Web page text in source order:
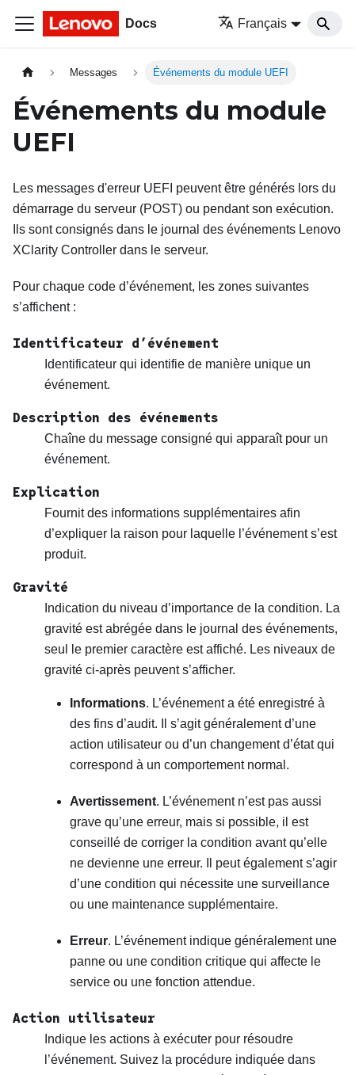
Docs Français
Messages Événements du module UEFI
Événements du module
UEFI
Les messages d'erreur UEFI peuvent être générés lors du
démarrage du serveur (POST) ou pendant son exécution.
Ils sont consignés dans le journal des événements Lenovo
XClarity Controller dans le serveur.
Pour chaque code d’événement, les zones suivantes
s’affichent :
Identificateur d’événement
Identificateur qui identifie de manière unique un
événement.
Description des événements
Chaîne du message consigné qui apparaît pour un
événement.
Explication
Fournit des informations supplémentaires afin
d’expliquer la raison pour laquelle l’événement s’est
produit.
Gravité
Indication du niveau d’importance de la condition. La
gravité est abrégée dans le journal des événements,
seul le premier caractère est affiché. Les niveaux de
gravité ci-après peuvent s’afficher.
Informations. L’événement a été enregistré à
des fins d’audit. Il s’agit généralement d’une
action utilisateur ou d’un changement d’état qui
correspond à un comportement normal.
Avertissement. L’événement n’est pas aussi
grave qu’une erreur, mais si possible, il est
conseillé de corriger la condition avant qu’elle
ne devienne une erreur. Il peut également s’agir
d’une condition qui nécessite une surveillance
ou une maintenance supplémentaire.
Erreur. L’événement indique généralement une
panne ou une condition critique qui affecte le
service ou une fonction attendue.
Action utilisateur
Indique les actions à exécuter pour résoudre
l’événement. Suivez la procédure indiquée dans